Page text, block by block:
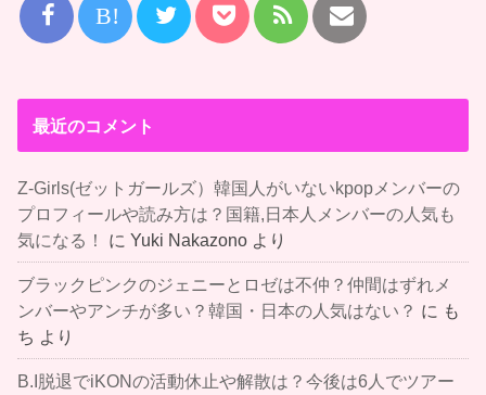
B!
最近のコメント
Z-Girls(ゼットガールズ）韓国人がいないkpopメンバーの
プロフィールや読み方は？国籍,日本人メンバーの人気も
気になる！
にYuki Nakazono より
ブラックピンクのジェニーとロゼは不仲？仲間はずれメ
ンバーやアンチが多い？韓国・日本の人気はない？ に も
ち より
B.I脱退でiKONの活動休止や解散は？今後は6人でツアー